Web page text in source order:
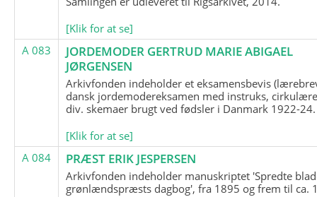
[Klik for at se]
A 083
JORDEMODER GERTRUD MARIE ABIGAEL
JØRGENSEN
Arkivfonden indeholder et eksamensbevis
dansk jordemodereksamen med instruks,
div. skemaer brugt ved fødsler i Danmark 1922-24.
[Klik for at se]
A 084
PRÆST ERIK JESPERSEN
Arkivfonden indeholder manuskriptet 'Spredte
grønlændspræsts dagbog', fra 1895 og frem til ca.